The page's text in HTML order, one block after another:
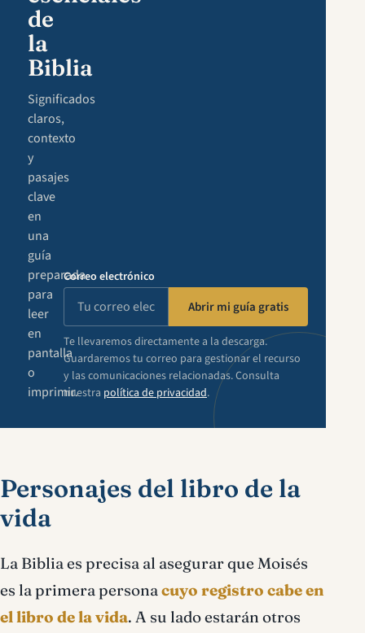
de
la
Biblia
Significados
claros,
contexto
y
pasajes
clave
en
una
guía
preparada
para
leer
en
pantalla
o
imprimir.
Correo electrónico
Abrir mi guía gratis
Te llevaremos directamente a la descarga.
Guardaremos tu correo para gestionar el recurso
y las comunicaciones relacionadas. Consulta
nuestra política de privacidad.
Personajes del libro de la
vida
La Biblia es precisa al asegurar que Moisés
es la primera personacuyo registro cabe en
el libro de la vida. A su lado estarán otros